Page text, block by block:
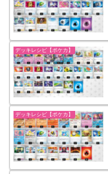
デッキレシピ【ポケカ】
デッキレシピ【ポケカ】